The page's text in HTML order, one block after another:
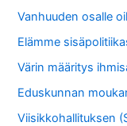
Vanhuuden osalle
Elämme
Värin määritys
Eduskunnan
Viisikkohallituksen